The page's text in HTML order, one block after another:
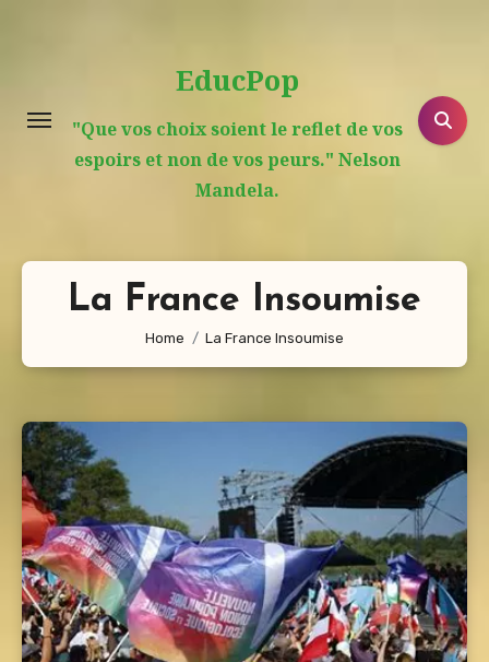
EducPop
"Que vos choix soient le reflet de vos
espoirs et non de vos peurs." Nelson
Mandela.
La France Insoumise
Home La France Insoumise